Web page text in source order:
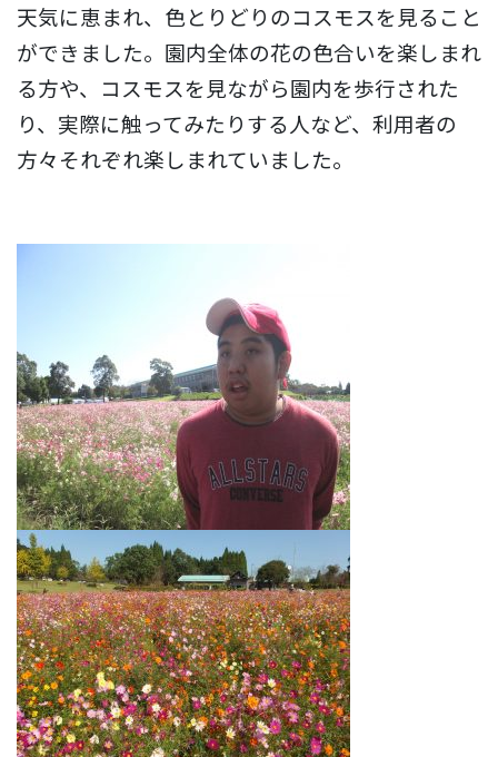
天気に恵まれ、色とりどりのコスモスを見ること
ができました。園内全体の花の色合いを楽しまれ
る方や、コスモスを見ながら園内を歩行された
り、実際に触ってみたりする人など、利用者の
方々それぞれ楽しまれていました。